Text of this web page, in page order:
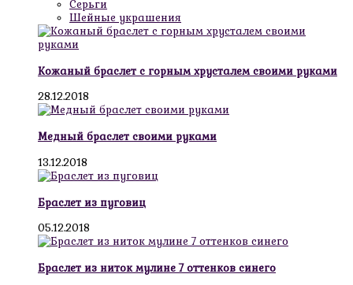
Серьги
Шейные украшения
Кожаный браслет с горным хрусталем своими руками
28.12.2018
Медный браслет своими руками
13.12.2018
Браслет из пуговиц
05.12.2018
Браслет из ниток мулине 7 оттенков синего